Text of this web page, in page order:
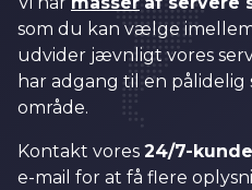
som du kan vælge
udvider jævnligt vores
har adgang til en
område.
Kontakt vores 24/7-
e-mail for at få flere